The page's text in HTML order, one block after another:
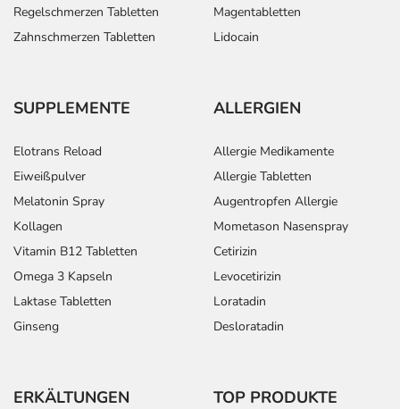
Regelschmerzen Tabletten
Zahnschmerzen Tabletten
Magentabletten
Lidocain
SUPPLEMENTE
Elotrans Reload
Eiweißpulver
Melatonin Spray
Kollagen
Vitamin B12 Tabletten
Omega 3 Kapseln
Laktase Tabletten
Ginseng
ALLERGIEN
Allergie Medikamente
Allergie Tabletten
Augentropfen Allergie
Mometason Nasenspray
Cetirizin
Levocetirizin
Loratadin
Desloratadin
ERKÄLTUNGEN TOP PRODUKTE